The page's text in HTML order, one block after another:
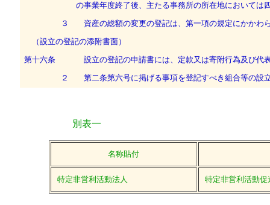
の事業年度終了後、主たる事務所の所在地においては
３
資産の総額の変更の登記は、第一項の規定にかかわ
（設立の登記の添附書面）
第十六条
設立の登記の申請書には、定款又は寄附行為及び代
２
第二条第六号に掲げる事項を登記すべき組合等の設
別表一
名称貼付
特定非営利活動法人 特定非営利活動